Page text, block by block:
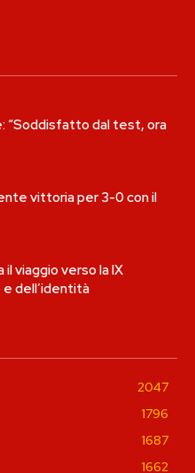
“Soddisfatto dal test, ora
vittoria per 3-0 con il
il viaggio verso la IX
e dell’identità
2047
1796
1687
1662